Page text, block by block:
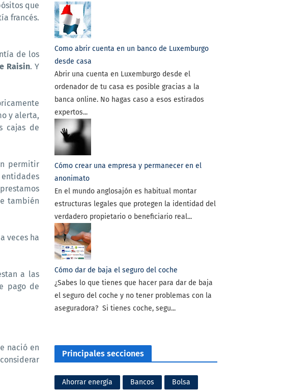
que
francés.
de los
Raisin. Y
y alerta,
cajas de
permitir
también
veces ha
a las
pago de
nació en
Como abrir cuenta en un banco de Luxemburgo
desde casa
Abrir una cuenta en Luxemburgo desde el
ordenador de tu casa es posible gracias a la
banca online. No hagas caso a esos estirados
expertos...
Cómo crear una empresa y permanecer en el
anonimato
En el mundo anglosajón es habitual montar
estructuras legales que protegen la identidad del
verdadero propietario o beneficiario real...
Cómo dar de baja el seguro del coche
¿Sabes lo que tienes que hacer para dar de baja
el seguro del coche y no tener problemas con la
aseguradora? Si tienes coche, segu...
Principales secciones
Ahorrar energía Bancos
Bolsa